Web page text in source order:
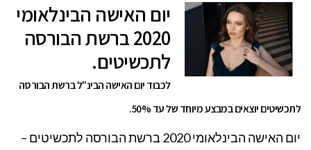
יום האישה הבינלאומי
2020 ברשת הבורסה
לתכשיטים.
לכבוד יום האישה הבינ"ל ברשת הבורסה
לתכשיטים יוצאים במבצע מיוחד של עד 50%.
יום האישה הבינלאומי 2020 ברשת הבורסה לתכשיטים –